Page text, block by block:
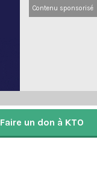
Contenu sponsorisé
Faire un don à KTO